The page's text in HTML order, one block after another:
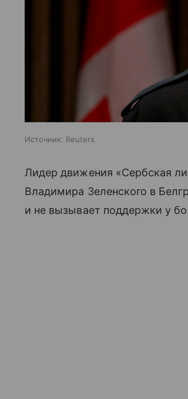
Источник: Reuters
Лидер движения «Сербская
Владимира Зеленского в
и не вызывает поддержки у